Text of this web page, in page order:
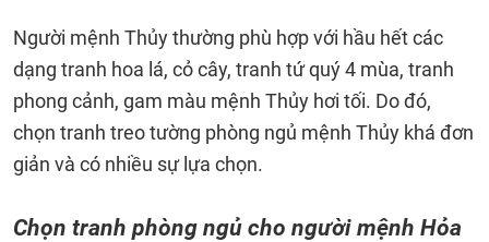
Người mệnh Thủy thường phù hợp với hầu hết các
dạng tranh hoa lá, cỏ cây, tranh tứ quý 4 mùa, tranh
phong cảnh, gam màu mệnh Thủy hơi tối. Do đó,
chọn tranh treo tường phòng ngủ mệnh Thủy khá đơn
giản và có nhiều sự lựa chọn.
Chọn tranh phòng ngủ cho người mệnh Hỏa